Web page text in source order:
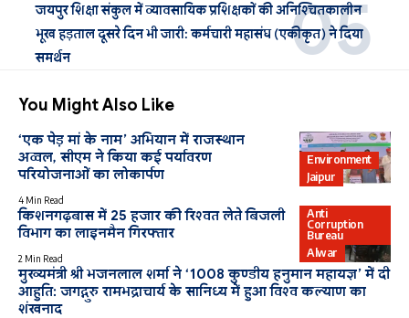
जयपुर शिक्षा संकुल में व्यावसायिक प्रशिक्षकों की अनिश्चितकालीन
भूख हड़ताल दूसरे दिन भी जारी: कर्मचारी महासंघ (एकीकृत) ने दिया
समर्थन
You Might Also Like
Environment
Jaipur
‘एक पेड़ मां के नाम’ अभियान में राजस्थान
अव्वल, सीएम ने किया कई पर्यावरण
परियोजनाओं का लोकार्पण
4 Min Read
Anti
Corruption
Bureau
Alwar
किशनगढ़बास में 25 हजार की रिश्वत लेते बिजली
विभाग का लाइनमैन गिरफ्तार
2 Min Read
मुख्यमंत्री श्री भजनलाल शर्मा ने ‘1008 कुण्डीय हनुमान महायज्ञ’ में दी
आहुति: जगद्गुरु रामभद्राचार्य के सानिध्य में हुआ विश्व कल्याण का
शंखनाद